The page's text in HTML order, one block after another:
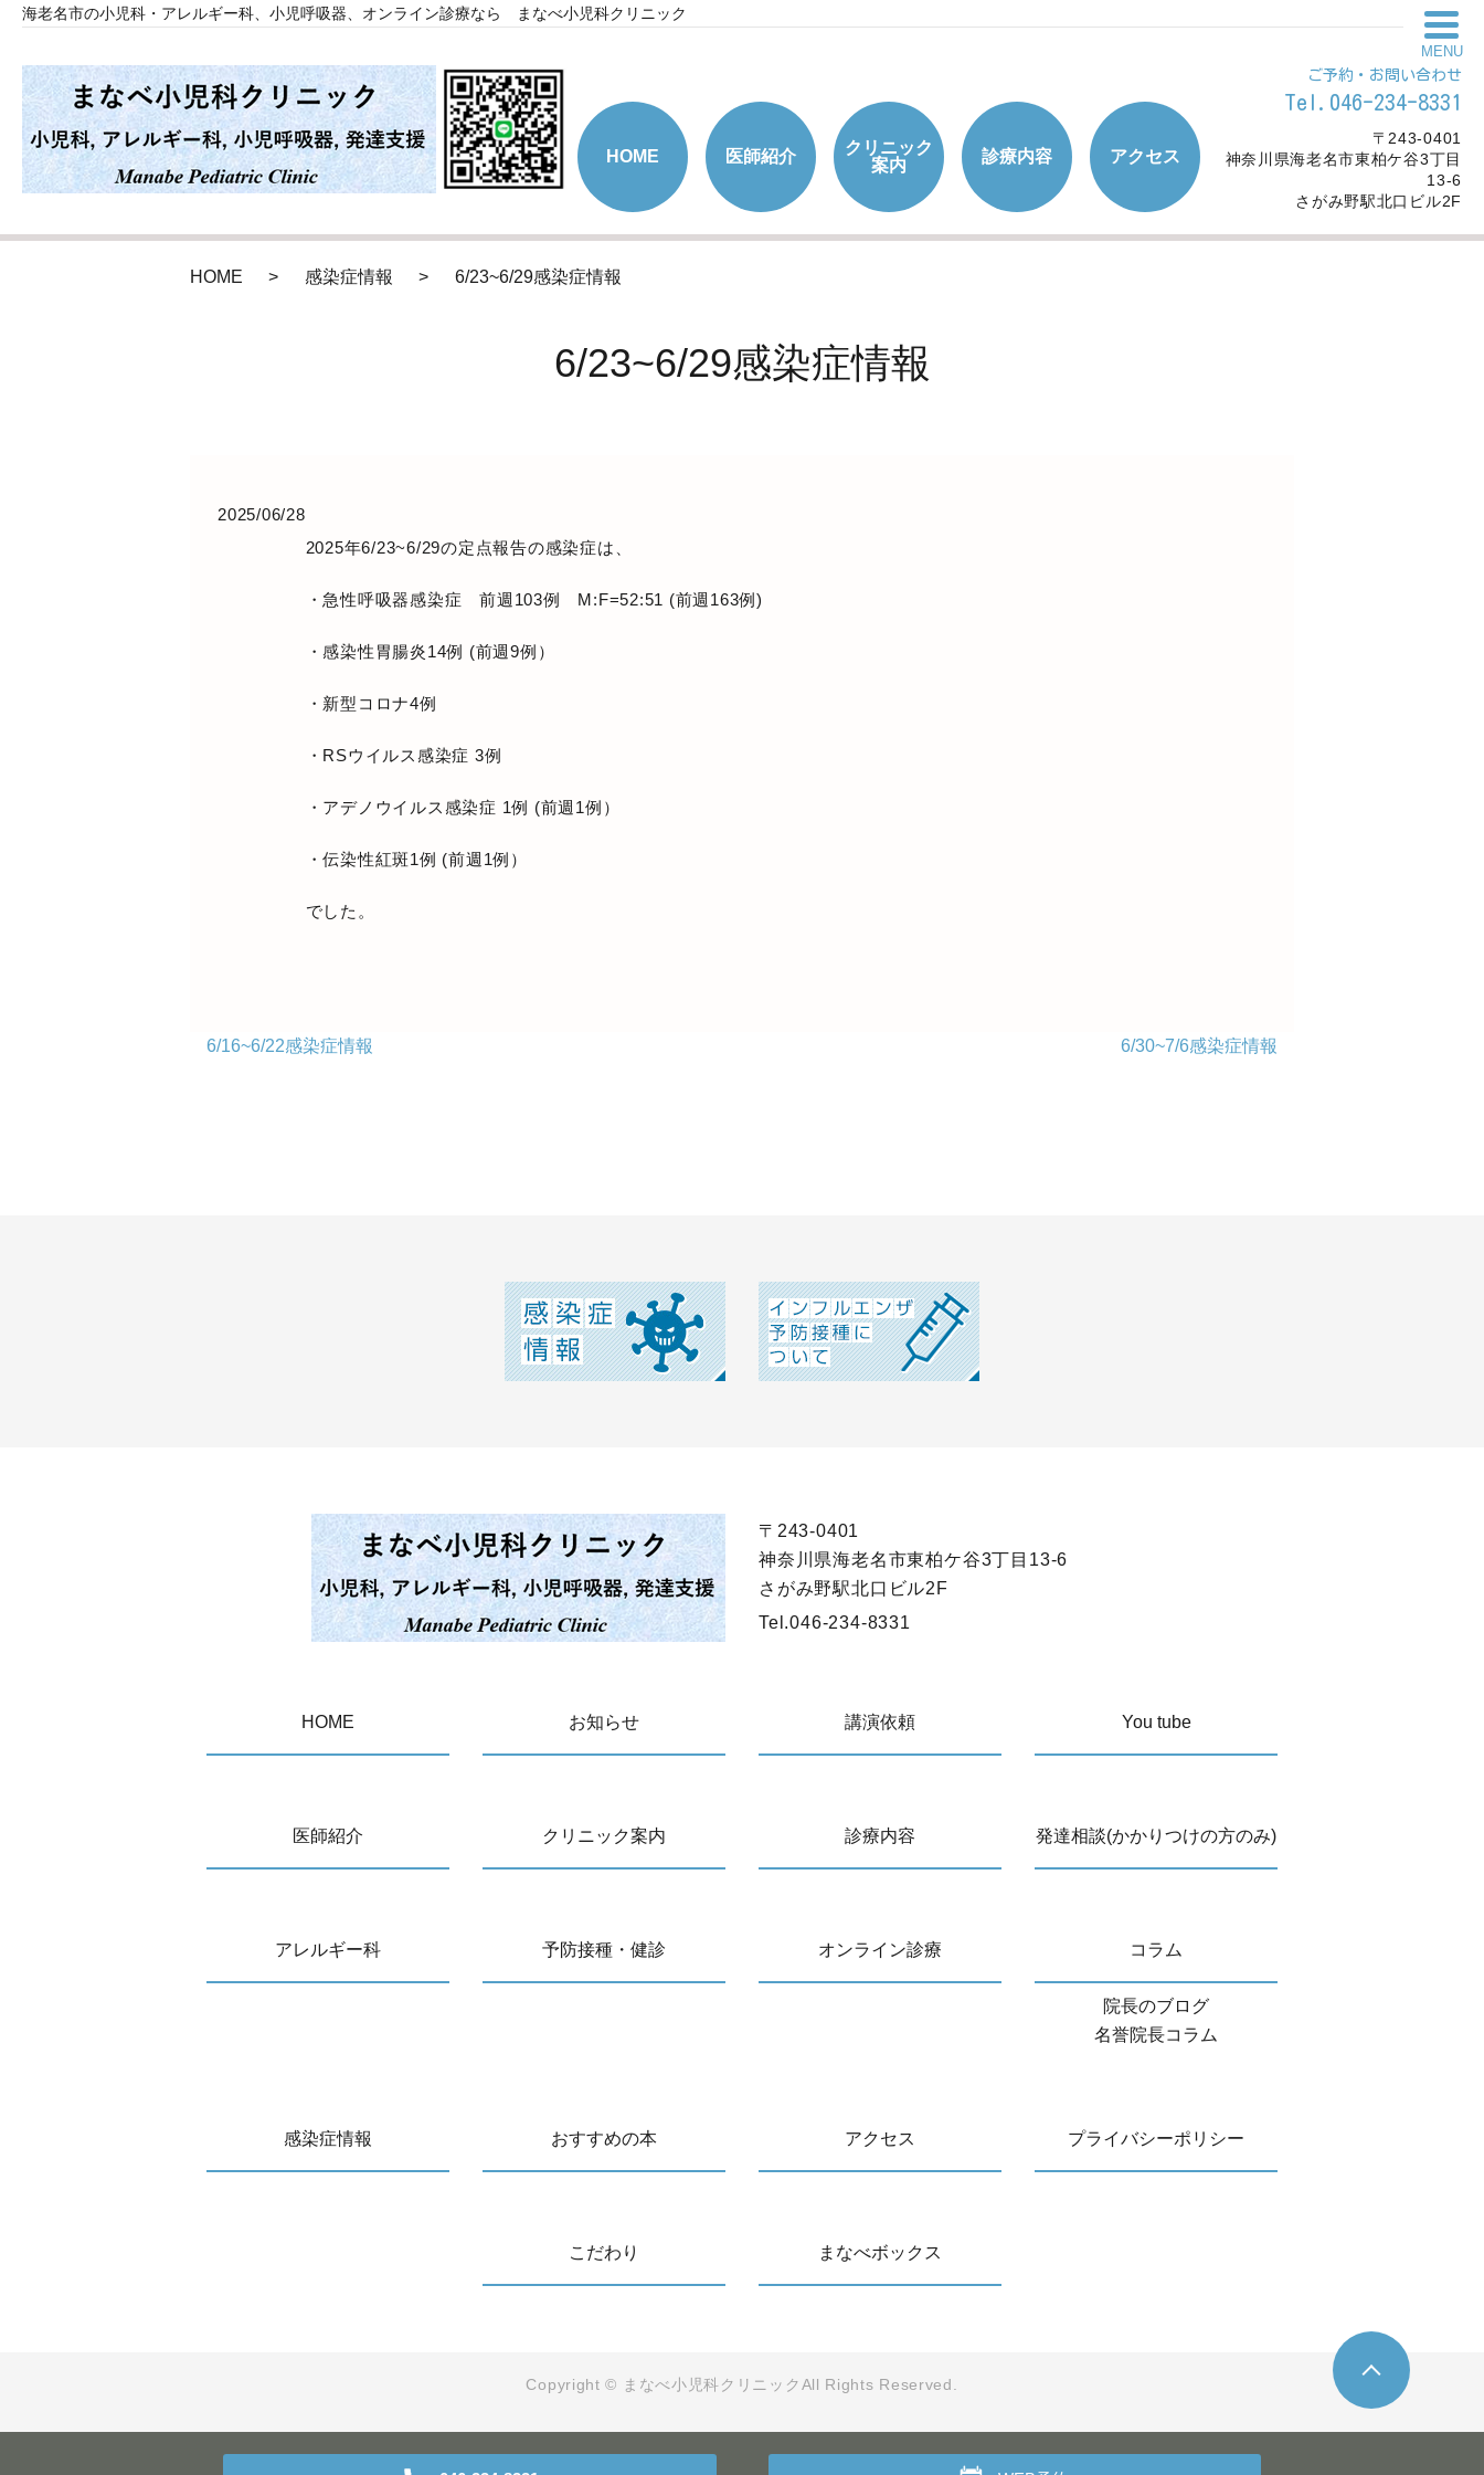
海老名市の小児科・アレルギー科、小児呼吸器、オンライン診療なら まなべ小児科クリニック
HOME 医師紹介
クリニック
案内
診療内容 アクセス
MENU
ご予約・お問い合わせ
Tel.046-234-8331
〒243-0401
神奈川県海老名市東柏ケ谷3丁目
13-6
さがみ野駅北口ビル2F
HOME 感染症情報 6/23~6/29感染症情報
6/23~6/29感染症情報
2025/06/28
2025年6/23~6/29の定点報告の感染症は、
・急性呼吸器感染症 前週103例 M:F=52:51 (前週163例)
・感染性胃腸炎14例 (前週9例）
・新型コロナ4例
・RSウイルス感染症 3例
・アデノウイルス感染症 1例 (前週1例）
・伝染性紅斑1例 (前週1例）
でした。
6/16~6/22感染症情報 6/30~7/6感染症情報
〒243-0401
神奈川県海老名市東柏ケ谷3丁目13-6
さがみ野駅北口ビル2F
Tel.046-234-8331
HOME お知らせ 講演依頼 You tube
医師紹介 クリニック案内 診療内容 発達相談(かかりつけの方のみ)
アレルギー科 予防接種・健診 オンライン診療 コラム
院長のブログ
名誉院長コラム
感染症情報 おすすめの本 アクセス プライバシーポリシー
こだわり まなべボックス
Copyright © まなべ小児科クリニックAll Rights Reserved.